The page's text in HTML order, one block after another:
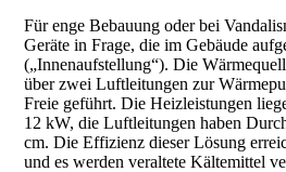
Für enge Bebauung oder bei
Geräte in Frage, die im Gebäude
(„Innenaufstellung“). Die
über zwei Luftleitungen zur
Freie geführt. Die Heizleistungen
12 kW, die Luftleitungen haben
cm. Die Effizienz dieser Lösung
und es werden veraltete Kältemittel